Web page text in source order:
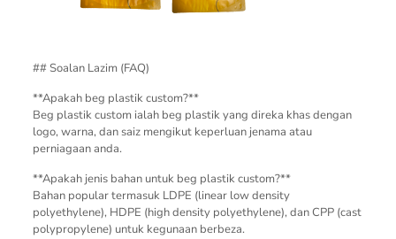
## Soalan Lazim (FAQ)
**Apakah beg plastik custom?**
Beg plastik custom ialah beg plastik yang direka khas dengan
logo, warna, dan saiz mengikut keperluan jenama atau
perniagaan anda.
**Apakah jenis bahan untuk beg plastik custom?**
Bahan popular termasuk LDPE (linear low density
polyethylene), HDPE (high density polyethylene), dan CPP (cast
polypropylene) untuk kegunaan berbeza.